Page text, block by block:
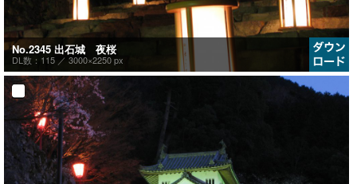
No.2345 出石城 夜桜
DL数：115 ／ 3000×2250 px